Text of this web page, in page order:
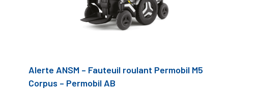
Alerte ANSM – Fauteuil roulant Permobil M5
Corpus – Permobil AB